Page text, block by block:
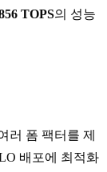
TOPS의 성능
러 폼 팩터를 제
배포에 최적화